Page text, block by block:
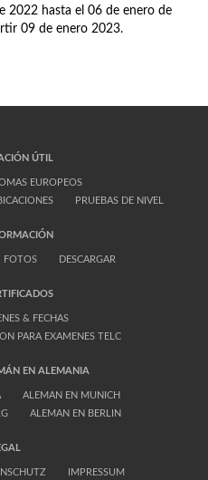
2022 hasta el 06 de enero de
09 de enero 2023.
ÚTIL
EUROPEOS
PRUEBAS DE NIVEL
FOTOS DESCARGAR
& FECHAS
PARA EXAMENES TELC
EN ALEMANIA
ALEMAN EN MUNICH
ALEMAN EN BERLIN
IMPRESSUM